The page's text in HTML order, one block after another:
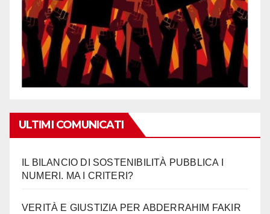
ULTIMI COMUNICATI
IL BILANCIO DI SOSTENIBILITÀ PUBBLICA I
NUMERI. MA I CRITERI?
VERITÀ E GIUSTIZIA PER ABDERRAHIM FAKIR